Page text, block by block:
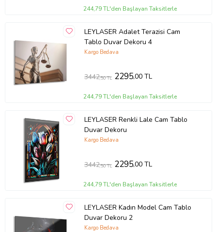
244,79 TL'den Başlayan Taksitlerle
LEYLASER Adalet Terazisi Cam
Tablo Duvar Dekoru 4
Kargo Bedava
3442,50 TL 2295,00 TL
244,79 TL'den Başlayan Taksitlerle
LEYLASER Renkli Lale Cam Tablo
Duvar Dekoru
Kargo Bedava
3442,50 TL 2295,00 TL
244,79 TL'den Başlayan Taksitlerle
LEYLASER Kadın Model Cam Tablo
Duvar Dekoru 2
Kargo Bedava